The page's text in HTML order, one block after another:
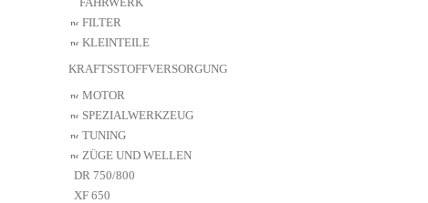
FILTER
KLEINTEILE
KRAFTSSTOFFVERSORGUNG
MOTOR
SPEZIALWERKZEUG
TUNING
ZÜGE UND WELLEN
DR 750/800
XF 650